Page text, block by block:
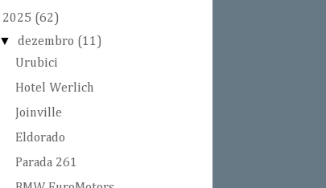
2025 (62)
▼dezembro (11)
Urubici
Hotel Werlich
Joinville
Eldorado
Parada 261